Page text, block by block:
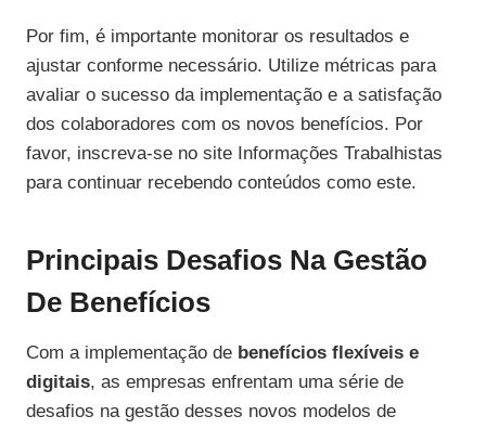
Por fim, é importante monitorar os resultados e
ajustar conforme necessário. Utilize métricas para
avaliar o sucesso da implementação e a satisfação
dos colaboradores com os novos benefícios. Por
favor, inscreva-se no site Informações Trabalhistas
para continuar recebendo conteúdos como este.
Principais Desafios Na Gestão
De Benefícios
Com a implementação de benefícios flexíveis e
digitais, as empresas enfrentam uma série de
desafios na gestão desses novos modelos de